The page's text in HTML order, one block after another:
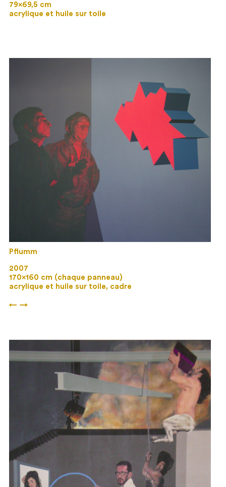
79×69,5 cm
acrylique et huile sur toile
Pflumm
2007
170×160 cm (chaque panneau)
acrylique et huile sur toile, cadre
← →